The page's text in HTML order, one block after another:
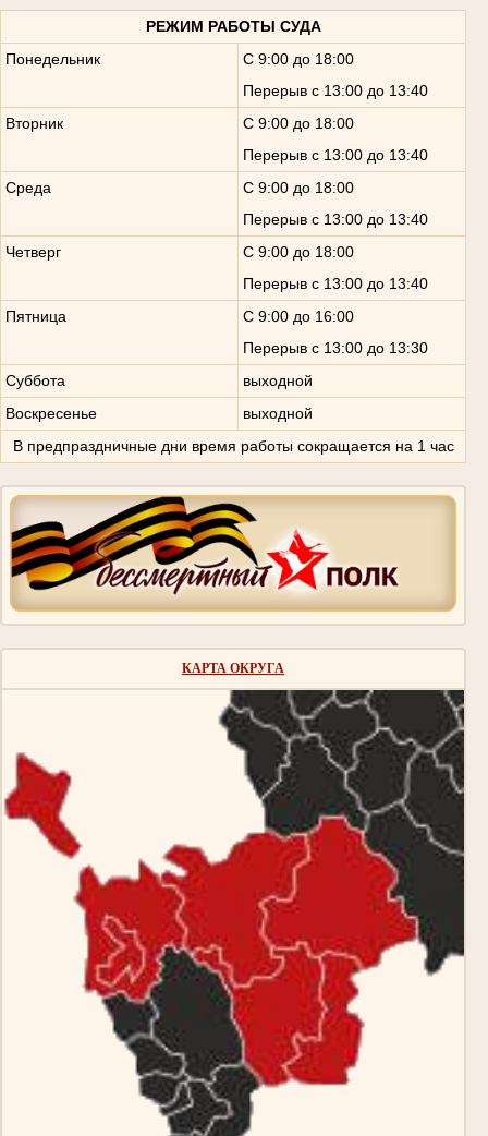
РЕЖИМ РАБОТЫ СУДА
Понедельник
С 9:00 до 18:00
Перерыв с 13:00 до 13:40
Вторник
С 9:00 до 18:00
Перерыв с 13:00 до 13:40
Среда
С 9:00 до 18:00
Перерыв с 13:00 до 13:40
Четверг
С 9:00 до 18:00
Перерыв с 13:00 до 13:40
Пятница
С 9:00 до 16:00
Перерыв с 13:00 до 13:30
Суббота
выходной
Воскресенье
выходной
В предпраздничные дни время работы сокращается на 1 час
КАРТА ОКРУГА